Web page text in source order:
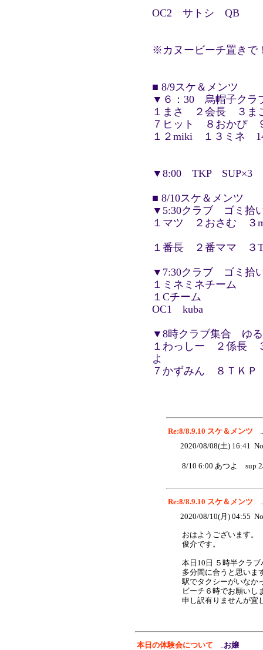
OC2 サトシ QB
※カヌービーチ置きで
■ 8/9スケ＆メンツ
▼６：30 烏帽子クラ
１まさ ２会長 ３ま
７ヒット ８おかぴ
１２miki １３ミネ
▼8:00 TKP SUP×3
■ 8/10スケ＆メンツ
▼5:30クラブ ゴミ
１マツ ２おさむ ３
１番長 ２番ママ ３
▼7:30クラブ ゴミ拾
１ミネミネチーム
１Cチーム
OC1 kuba
▼8時クラブ集合 ゆ
１わっしー ２係長
よ
７かずみん ８ＴＫＰ
Re:8/8.9.10 スケ＆メンツ ..
2020/08/08(土) 16:41
8/10 6:00 あつよ sup
Re:8/8.9.10 スケ＆メンツ ..
2020/08/10(月) 04:55
おはようございます。
俊介です。
本日10日 ５時半クラブ
多分間に合うと思いま
駅でタクシーがいなか
ビーチ６時でお願いし
申し訳有りませんが宜
本日の体験会について ..お嬢